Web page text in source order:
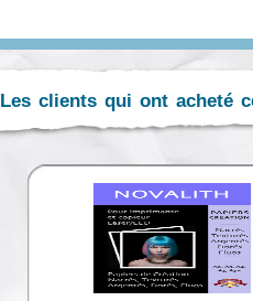
Les clients qui ont acheté